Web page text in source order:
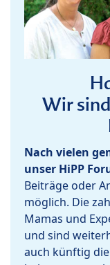
Wir
Nach vielen
unser HiPP
Beiträge oder
möglich. Die
Mamas und
und sind
auch künftig